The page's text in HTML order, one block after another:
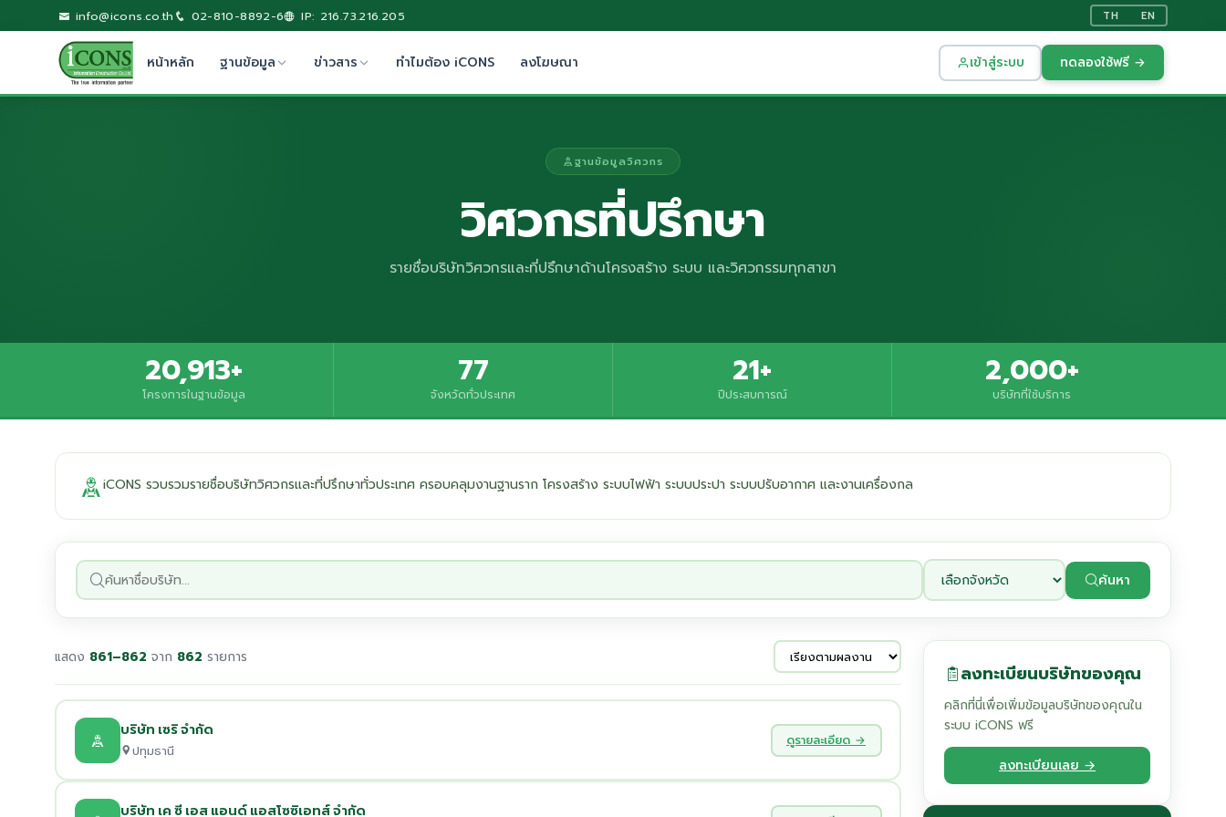
info@icons.co.th 02-810-8892-6 IP: 216.73.216.205 TH EN
หน้าหลัก ฐานข้อมูล ข่าวสาร ทำไมต้อง iCONS ลงโฆษณา เข้าสู่ระบบ ทดลองใช้ฟรี →
ฐานข้อมูลวิศวกร
วิศวกรที่ปรึกษา
รายชื่อบริษัทวิศวกรและที่ปรึกษาด้านโครงสร้าง ระบบ และวิศวกรรมทุกสาขา
20,913+
โครงการในฐานข้อมูล
77
จังหวัดทั่วประเทศ
21+
ปีประสบการณ์
2,000+
บริษัทที่ใช้บริการ
iCONS รวบรวมรายชื่อบริษัทวิศวกรและที่ปรึกษาทั่วประเทศ ครอบคลุมงานฐานราก โครงสร้าง ระบบไฟฟ้า ระบบประปา ระบบปรับอากาศ และงานเครื่องกล
ค้นหา
แสดง 861–862 จาก 862 รายการ
บริษัท เซริ จำกัด
ปทุมธานี
ดูรายละเอียด →
บริษัท เค ซี เอส แอนด์ แอสโซซิเอทส์ จำกัด
ลงทะเบียนบริษัทของคุณ
คลิกที่นี่เพื่อเพิ่มข้อมูลบริษัทของคุณใน
ระบบ iCONS ฟรี
ลงทะเบียนเลย →